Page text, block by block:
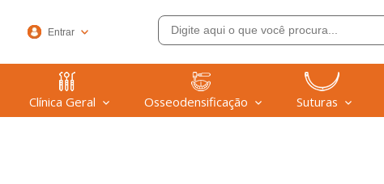
9753
Entrar
Clínica Geral Osseodensificação Suturas